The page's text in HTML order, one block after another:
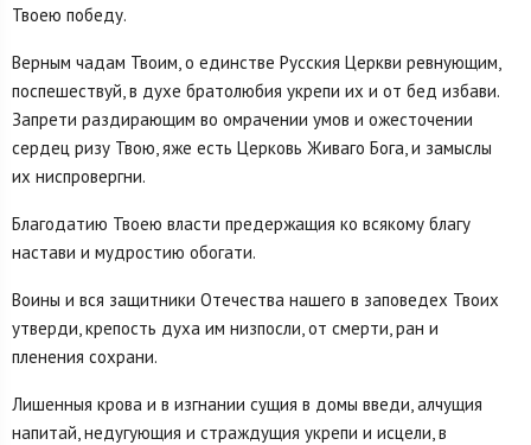
Твоею победу.
Верным чадам Твоим, о единстве Русския Церкви ревнующим,
поспешествуй, в духе братолюбия укрепи их и от бед избави.
Запрети раздирающим во омрачении умов и ожесточении
сердец ризу Твою, яже есть Церковь Живаго Бога, и замыслы
их ниспровергни.
Благодатию Твоею власти предержащия ко всякому благу
настави и мудростию обогати.
Воины и вся защитники Отечества нашего в заповедех Твоих
утверди, крепость духа им низпосли, от смерти, ран и
пленения сохрани.
Лишенныя крова и в изгнании сущия в домы введи, алчущия
напитай, недугующия и страждущия укрепи и исцели, в